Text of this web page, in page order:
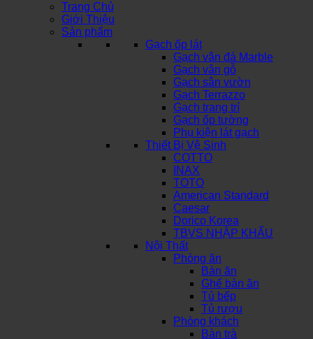
Trang Chủ
Giới Thiệu
Sản phẩm
Gạch ốp lát
Gạch vân đá Marble
Gạch vân gỗ
Gạch sân vườn
Gạch Terrazzo
Gạch trang trí
Gạch ốp tường
Phụ kiện lát gạch
Thiết Bị Vệ Sinh
COTTO
INAX
TOTO
American Standard
Caesar
Dorico Korea
TBVS NHẬP KHẨU
Nội Thất
Phòng ăn
Bàn ăn
Ghế bàn ăn
Tủ bếp
Tủ rượu
Phòng khách
Bàn trà